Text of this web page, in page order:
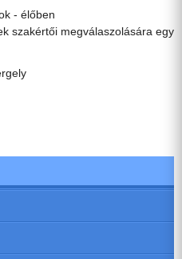
- élőben
szakértői megválaszolására egy